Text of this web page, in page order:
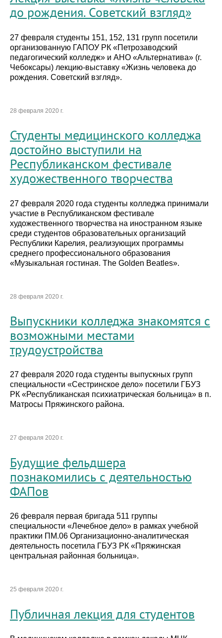
до рождения. Советский взгляд»
27 февраля студенты 151, 152, 131 групп посетили
организованную ГАПОУ РК «Петрозаводский
педагогический колледж» и АНО «Альтернатива» (г.
Чебоксары) лекцию-выставку «Жизнь человека до
рождения. Советский взгляд».
28 февраля 2020 г.
Студенты медицинского колледжа
достойно выступили на
Республиканском фестивале
художественного творчества
27 февраля 2020 года студенты колледжа принимали
участие в Республиканском фестивале
художественного творчества на иностранном языке
среди студентов образовательных организаций
Республики Карелия, реализующих программы
среднего профессионального образования
«Музыкальная гостиная. The Golden Beatles».
28 февраля 2020 г.
Выпускники колледжа знакомятся с
возможными местами
трудоустройства
27 февраля 2020 года студенты выпускных групп
специальности «Сестринское дело» посетили ГБУЗ
РК «Республиканская психиатрическая больница» в п.
Матросы Пряжинского района.
27 февраля 2020 г.
Будущие фельдшера
познакомились с деятельностью
ФАПов
26 февраля первая бригада 511 группы
специальности «Лечебное дело» в рамках учебной
практики ПМ.06 Организационно-аналитическая
деятельность посетила ГБУЗ РК «Пряжинская
центральная районная больница».
25 февраля 2020 г.
Публичная лекция для студентов